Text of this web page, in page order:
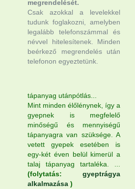
megrendelését.
Csak azokkal a levelekkel
tudunk foglakozni, amelyben
legalább telefonszámmal és
névvel hitelesítenek. Minden
beérkező megrendelés után
telefonon egyeztetünk.
tápanyag utánpótlás...
Mint minden élőlénynek, így a
gyepnek is megfelelő
minőségű és mennyiségű
tápanyagra van szüksége. A
vetett gyepek esetében is
egy-két éven belül kimerül a
talaj tápanyag tartaléka. ...
(folytatás: gyeptrágya
alkalmazása )